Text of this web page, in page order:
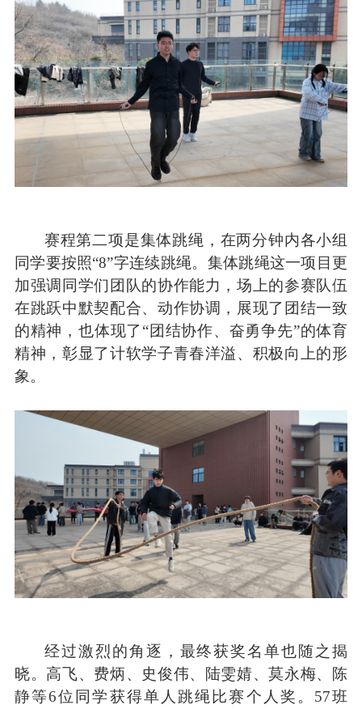
赛程第二项是集体跳绳，在两分钟内各小组
同学要按照“8”字连续跳绳。集体跳绳这一项目更
加强调同学们团队的协作能力，场上的参赛队伍
在跳跃中默契配合、动作协调，展现了团结一致
的精神，也体现了 “团结协作、奋勇争先”的体育
精神，彰显了计软学子青春洋溢、积极向上的形
象。
经过激烈的角逐，最终获奖名单也随之揭
晓。高飞、费炳、史俊伟、陆雯婧、莫永梅、陈
静等6位同学获得单人跳绳比赛个人奖。 57班